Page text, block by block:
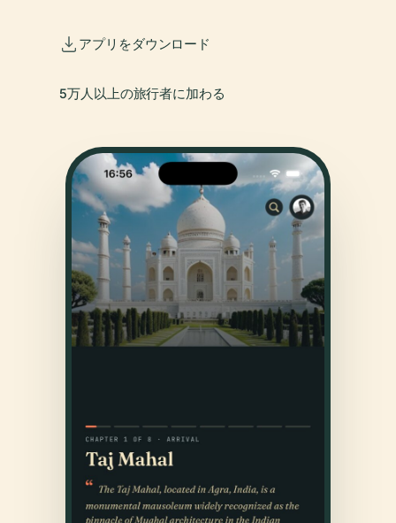
アプリをダウンロード
5万人以上の旅行者に加わる